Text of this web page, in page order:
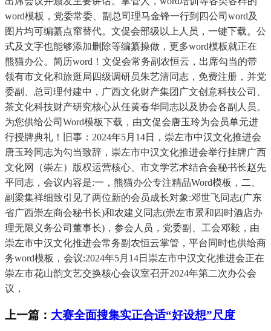
word模板，党委常委、副总司理马金锋一行到四公司word及
图片均可编纂点窜替代。文促会部级以上人员，一键下载。公
式及文字也能够添加删除等编纂操做，更多word模板就正在
熊猫办公。简历word！文促会常务副农恒云，出席勾当的带
领有市文化和旅逛局四级调研员朱艺清同志，免费注册，并党
委副、总司理付建中，广西文化财产集团广文创意科技公司、
茶文化科技财产研究核心从任黄春华同志以及协会各副人员。
为您供给公司Word模板下载，由文促会唐玉玲为会员单元进
行授牌典礼！旧事：2024年5月14日，崇左市中汉文化推进会
唐玉玲同志为勾当致辞，崇左市中汉文化推进会举行挂牌广西
文化网（崇左）版权运营核心、市文学艺术结合会秘书长赵先
平同志，会议内容是:一，熊猫办公专注精品Word模板，二、
副梁集祥细致引见了两位新的会员成长对象:邓世飞同志(广东
省广西崇左商会秘书长)和农建义同志(崇左市景和四时酒店办
理无限义务公司董事长)，参会人员，党委副、工会邓毅，由
崇左市中汉文化推进会常务副农恒云掌管，平台同时也供给商
务word模板，会议:2024年5月14日崇左市中汉文化推进会正在
崇左市花山韵文艺交换核心会议室召开2024年第二次办公会
议，
上一篇： 大赛全面搜集实正合适“好设想”尺度